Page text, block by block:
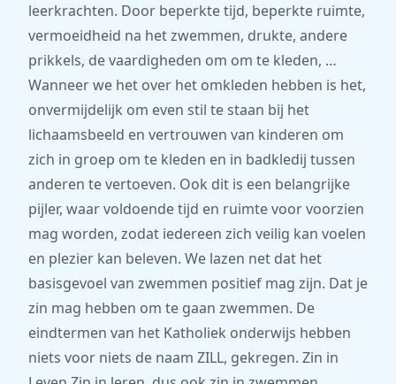
leerkrachten. Door beperkte tijd, beperkte ruimte,
vermoeidheid na het zwemmen, drukte, andere
prikkels, de vaardigheden om om te kleden, …
Wanneer we het over het omkleden hebben is het,
onvermijdelijk om even stil te staan bij het
lichaamsbeeld en vertrouwen van kinderen om
zich in groep om te kleden en in badkledij tussen
anderen te vertoeven. Ook dit is een belangrijke
pijler, waar voldoende tijd en ruimte voor voorzien
mag worden, zodat iedereen zich veilig kan voelen
en plezier kan beleven. We lazen net dat het
basisgevoel van zwemmen positief mag zijn. Dat je
zin mag hebben om te gaan zwemmen. De
eindtermen van het Katholiek onderwijs hebben
niets voor niets de naam ZILL, gekregen. Zin in